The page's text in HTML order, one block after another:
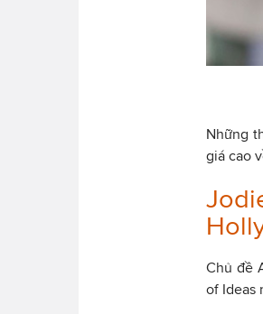
Những
giá cao
Chủ đề
of Ideas